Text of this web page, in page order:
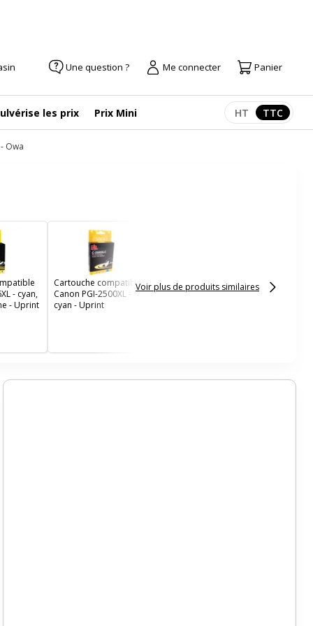
Une question ? Me connecter Panier
les prix Prix Mini Afficher les
HT TTC
Owa
- cyan,
- Uprint
Cartouche compatible
Canon PGI-2500XL -
cyan - Uprint
Voir plus de produits similaires